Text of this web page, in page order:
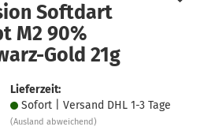
vergessen?
Softdart
M2 90%
Gold 21g
Lieferzeit:
Sofort | Versand DHL 1-3 Tage
(Ausland abweichend)